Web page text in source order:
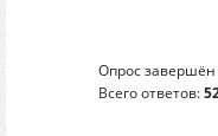
Опрос завершён
Всего ответов: